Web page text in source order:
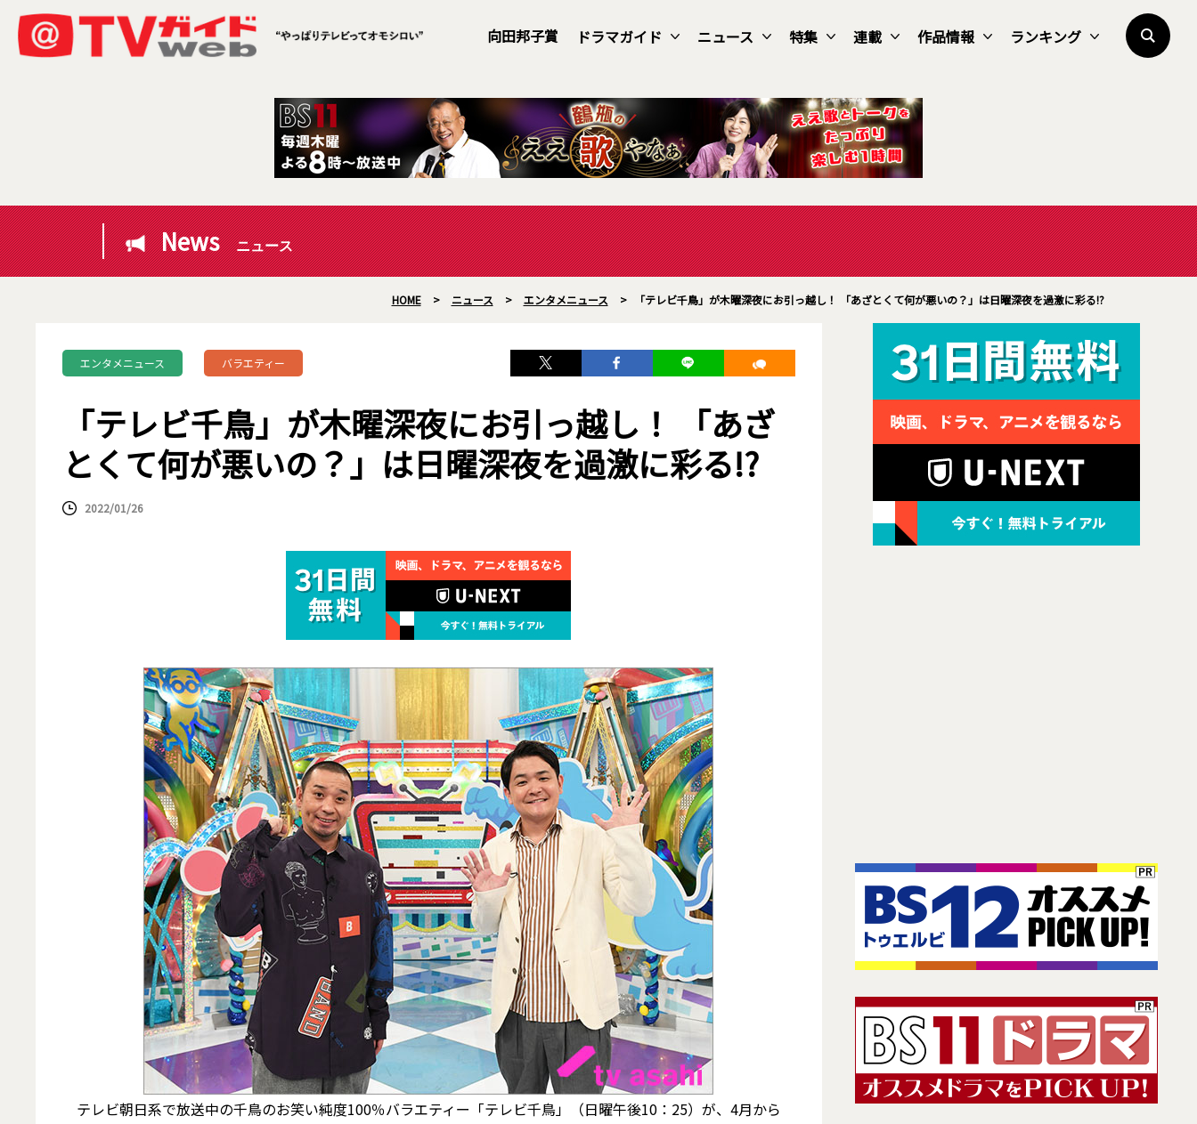
向田邦子賞 ドラマガイド ニュース 特集 連載 作品情報 ランキング
News ニュース
HOME > ニュース > エンタメニュース > 「テレビ千鳥」が木曜深夜にお引っ越し！ 「あざとくて何が悪いの？」は日曜深夜を過激に彩る!?
エンタメニュース バラエティー
「テレビ千鳥」が木曜深夜にお引っ越し！ 「あざ
とくて何が悪いの？」は日曜深夜を過激に彩る!?
2022/01/26
テレビ朝日系で放送中の千鳥のお笑い純度100％バラエティー「テレビ千鳥」（日曜午後10：25）が、4月から